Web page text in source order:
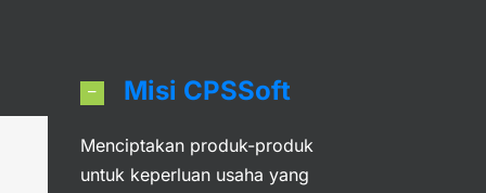
Misi CPSSoft
Menciptakan produk-produk
untuk keperluan usaha yang